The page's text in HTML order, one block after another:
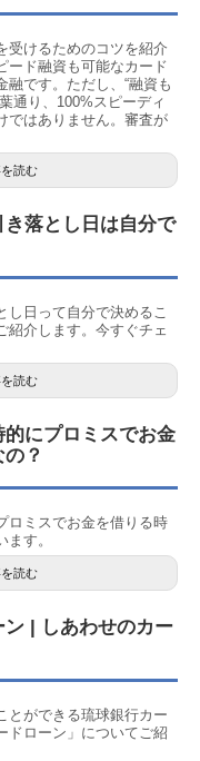
受けるためのコツを紹介
ード融資も可能なカード
融です。ただし、“融資も
通り、100%スピーディ
ではありません。審査が
読む
落とし日は自分で
し日って自分で決めるこ
紹介します。今すぐチェ
読む
にプロミスでお金
？
ロミスでお金を借りる時
す。
読む
| しあわせのカー
とができる琉球銀行カー
ドローン」についてご紹